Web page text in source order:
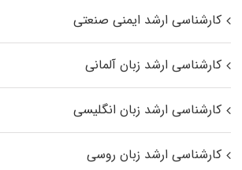
کارشناسی ارشد ایمنی صنعتی
کارشناسی ارشد زبان آلمانی
کارشناسی ارشد زبان انگلیسی
کارشناسی ارشد زبان روسی